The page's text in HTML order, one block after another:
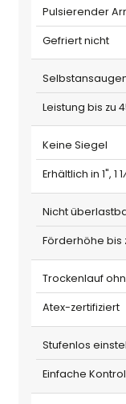
Pulsierender
Gefriert nicht
Leistung bis zu
Keine Siegel
Erhältlich in 1",
Nicht
Förderhöhe bis
Trockenlauf
Atex-zertifiziert
Stufenlos
Einfache